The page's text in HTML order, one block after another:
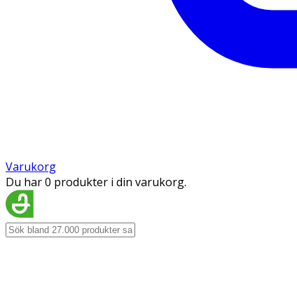
Varukorg
Du har 0 produkter i din varukorg.